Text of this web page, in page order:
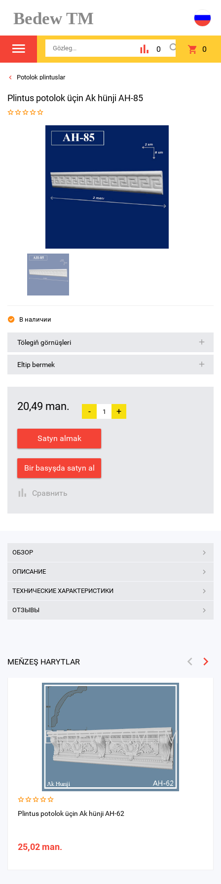
Bedew TM
0 0
Potolok plintuslar
Plintus potolok üçin Ak hünji AH-85
В наличии
Tölegiň görnüşleri
Eltip bermek
20,49 man. - +
Satyn almak
Bir basyşda satyn al
Сравнить
ОБЗОР
ОПИСАНИЕ
ТЕХНИЧЕСКИЕ ХАРАКТЕРИСТИКИ
ОТЗЫВЫ
MEŇZEŞ HARYTLAR
Plintus potolok üçin Ak hünji AH-62
25,02 man.